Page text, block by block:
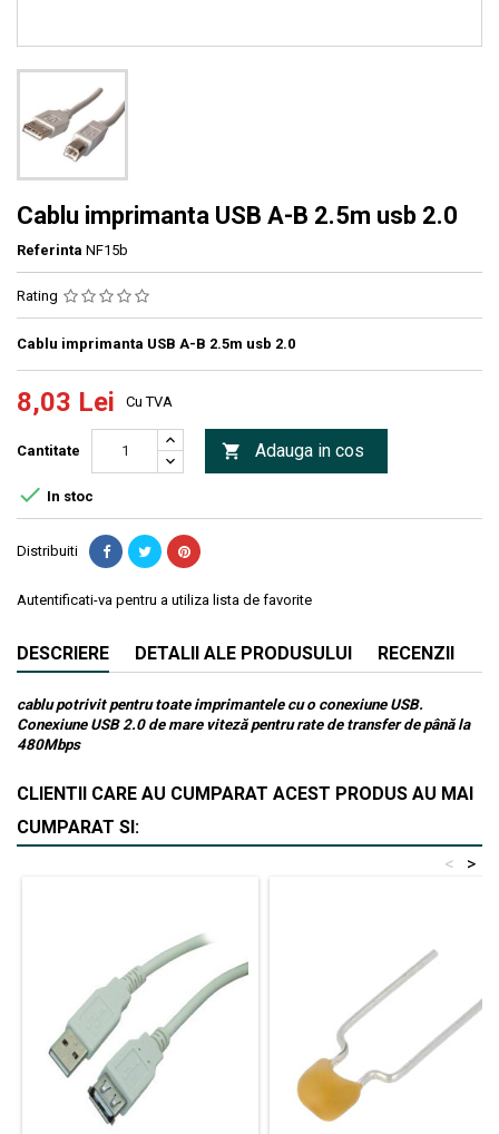
Cablu imprimanta USB A-B 2.5m usb 2.0
Referinta NF15b
Rating
Cablu imprimanta USB A-B 2.5m usb 2.0
8,03 Lei Cu TVA
Cantitate  Adauga in cos
 In stoc
Distribuiti
Autentificati-va pentru a utiliza lista de favorite
DESCRIERE DETALII ALE PRODUSULUI RECENZII
cablu potrivit pentru toate imprimantele cu o conexiune USB.
Conexiune USB 2.0 de mare viteză pentru rate de transfer de până la
480Mbps
CLIENTII CARE AU CUMPARAT ACEST PRODUS AU MAI
CUMPARAT SI:
>
<